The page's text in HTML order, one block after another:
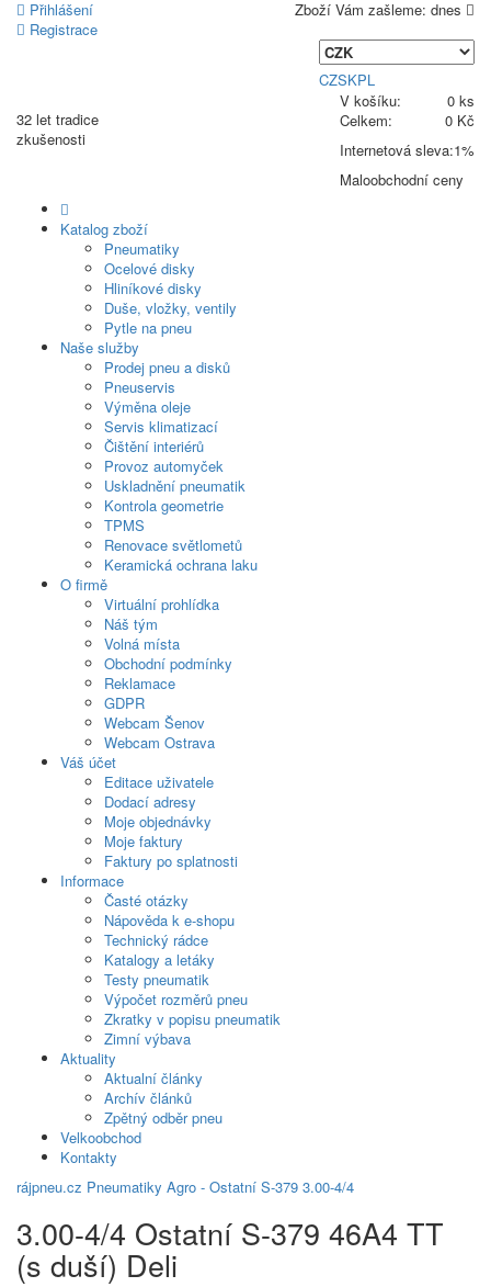
Přihlášení
Registrace
Zboží Vám zašleme: dnes
CZSKPL
32 let tradice
zkušenosti
V košíku:
0 ks
Celkem:
0 Kč
Internetová sleva:1%
Maloobchodní ceny
Katalog zboží
Pneumatiky
Ocelové disky
Hliníkové disky
Duše, vložky, ventily
Pytle na pneu
Naše služby
Prodej pneu a disků
Pneuservis
Výměna oleje
Servis klimatizací
Čištění interiérů
Provoz automyček
Uskladnění pneumatik
Kontrola geometrie
TPMS
Renovace světlometů
Keramická ochrana laku
O firmě
Virtuální prohlídka
Náš tým
Volná místa
Obchodní podmínky
Reklamace
GDPR
Webcam Šenov
Webcam Ostrava
Váš účet
Editace uživatele
Dodací adresy
Moje objednávky
Moje faktury
Faktury po splatnosti
Informace
Časté otázky
Nápověda k e-shopu
Technický rádce
Katalogy a letáky
Testy pneumatik
Výpočet rozměrů pneu
Zkratky v popisu pneumatik
Zimní výbava
Aktuality
Aktualní články
Archív článků
Zpětný odběr pneu
Velkoobchod
Kontakty
rájpneu.cz Pneumatiky Agro - Ostatní S-379 3.00-4/4
3.00-4/4 Ostatní S-379 46A4 TT
(s duší) Deli